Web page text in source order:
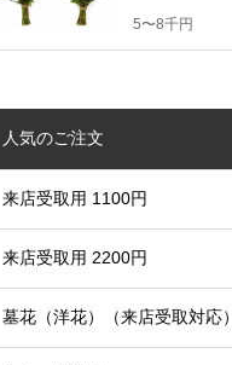
5〜8千円
人気のご注文
来店受取用 1100円
来店受取用 2200円
墓花（洋花）（来店受取対応）